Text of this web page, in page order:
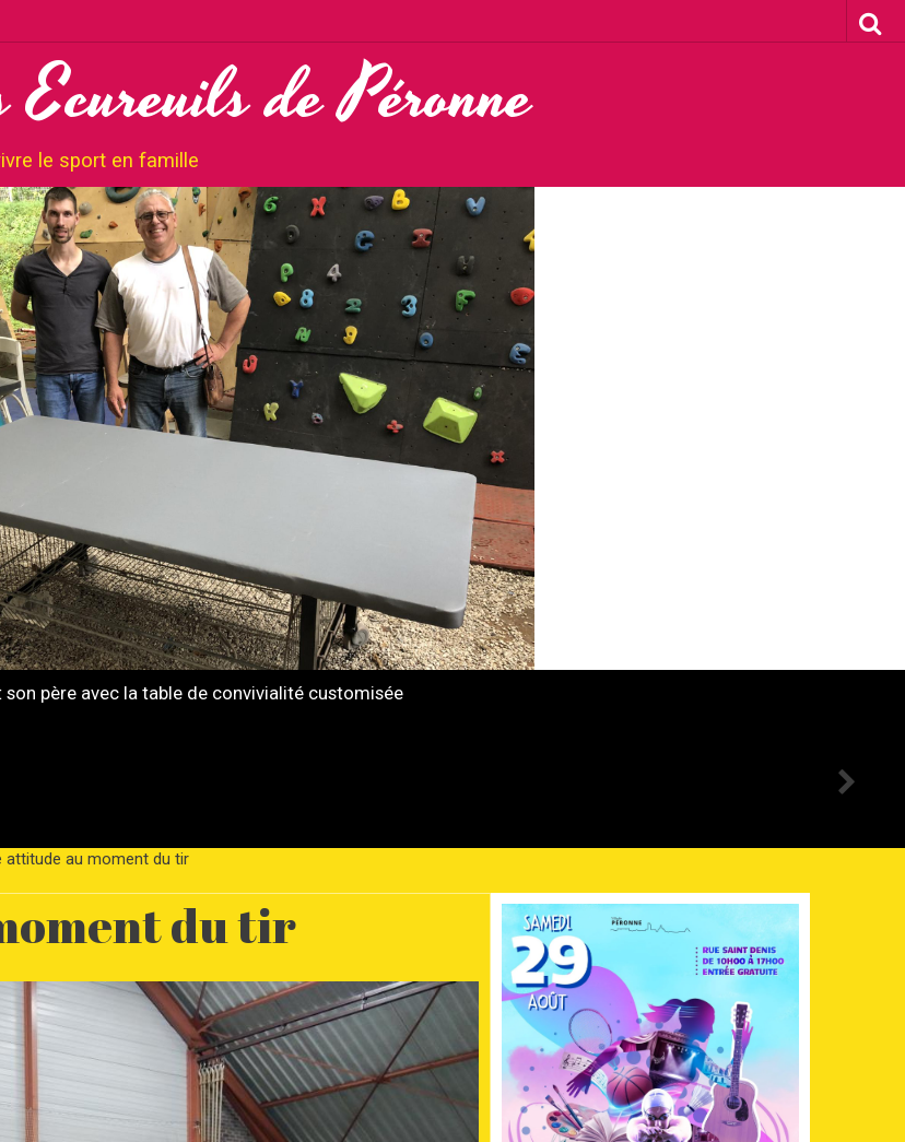
Ecureuils de Péronne
le sport en famille
son père avec la table de convivialité customisée
attitude au moment du tir
du tir